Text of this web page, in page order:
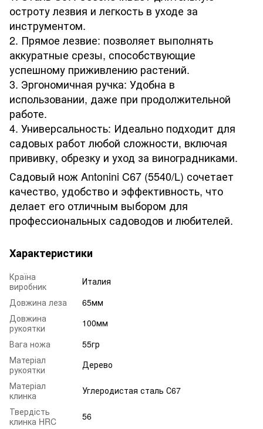
остроту лезвия и легкость в уходе за
инструментом.
2. Прямое лезвие: позволяет выполнять
аккуратные срезы, способствующие
успешному приживлению растений.
3. Эргономичная ручка: Удобна в
использовании, даже при продолжительной
работе.
4. Универсальность: Идеально подходит для
садовых работ любой сложности, включая
прививку, обрезку и уход за виноградниками.
Садовый нож Antonini C67 (5540/L) сочетает
качество, удобство и эффективность, что
делает его отличным выбором для
профессиональных садоводов и любителей.
Характеристики
Країна
виробник
Италия
Довжина леза
65мм
Довжина
рукоятки
100мм
Вага ножа
55гр
Матеріал
рукоятки
Дерево
Матеріал
клинка
Углеродистая сталь С67
Твердість
клинка HRC
56